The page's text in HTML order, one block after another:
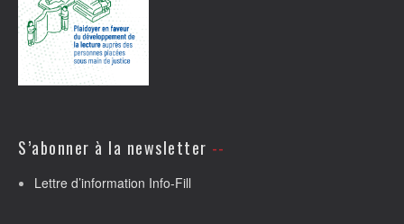
S’abonner à la newsletter
Lettre d’information Info-Fill